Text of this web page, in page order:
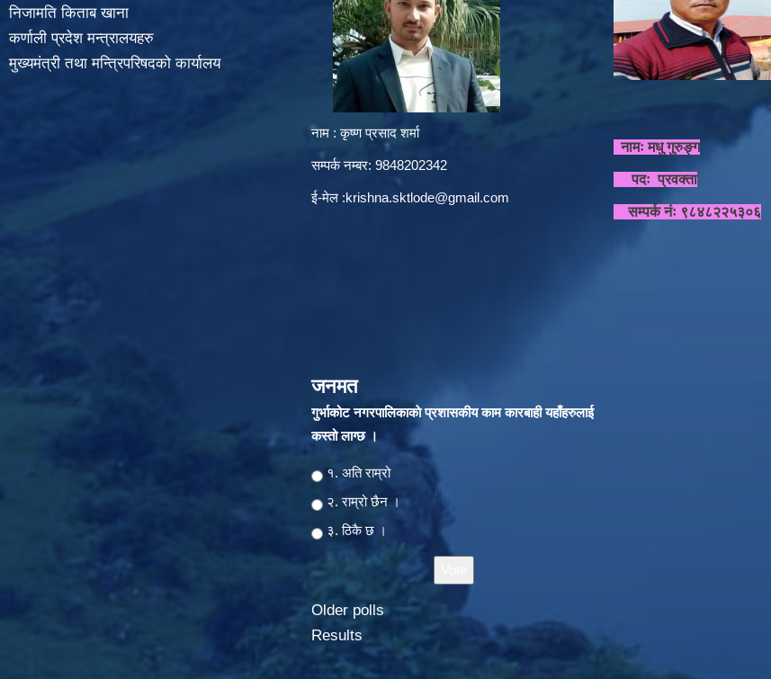
निजामति किताब खाना
कर्णाली प्रदेश मन्त्रालयहरु
मुख्यमंत्री तथा मन्त्रिपरिषदको कार्यालय
नाम : कृष्ण प्रसाद शर्मा
सम्पर्क नम्बर: 9848202342
ई-मेल :krishna.sktlode@gmail.com
जनमत
गुर्भाकोट नगरपालिकाकाे प्रशासकीय काम कारबाही यहाँहरुलाई
कस्तो लाग्छ ।
Choices
१. अति राम्रो
२‍‍. राम्रो छैन ।
३. ठिकै छ ।
Older polls
Results
नामः मधु गुरुङ्ग
पदः प्रवक्ता
सम्पर्क नंः ९८४८२२५३०६